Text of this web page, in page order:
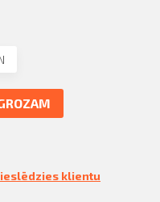
klientu